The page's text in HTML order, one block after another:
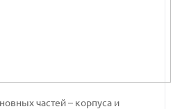
частей – корпуса и